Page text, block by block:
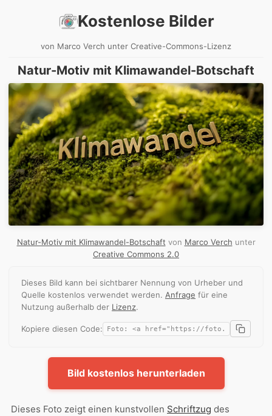
Kostenlose Bilder
von Marco Verch unter Creative-Commons-Lizenz
Natur-Motiv mit Klimawandel-Botschaft
Natur-Motiv mit Klimawandel-Botschaft von Marco Verch unter
Creative Commons 2.0
Dieses Bild kann bei sichtbarer Nennung von Urheber und
Quelle kostenlos verwendet werden. Anfrage für eine
Nutzung außerhalb der Lizenz.
Kopiere diesen Code:
Bild kostenlos herunterladen
Dieses Foto zeigt einen kunstvollen Schriftzug des